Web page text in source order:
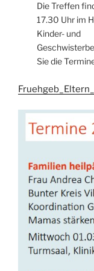
Die Treffen
17.30 Uhr im
Kinder- und
Sie die